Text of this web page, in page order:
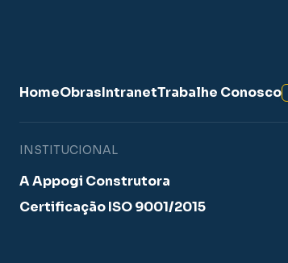
HomeObrasIntranetTrabalhe Conosco
INSTITUCIONAL
A Appogi Construtora
Certificação ISO 9001/2015